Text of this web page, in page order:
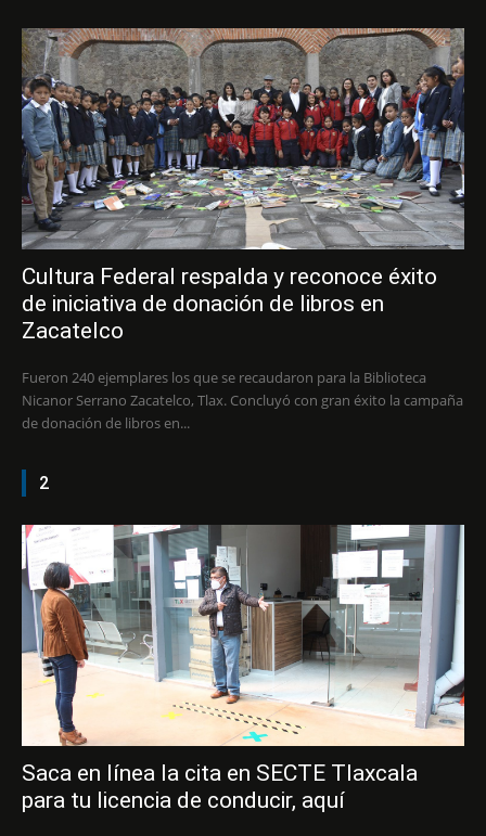
Cultura Federal respalda y reconoce éxito
de iniciativa de donación de libros en
Zacatelco
Fueron 240 ejemplares los que se recaudaron para la Biblioteca
Nicanor Serrano Zacatelco, Tlax. Concluyó con gran éxito la campaña
de donación de libros en...
2
Saca en línea la cita en SECTE Tlaxcala
para tu licencia de conducir, aquí